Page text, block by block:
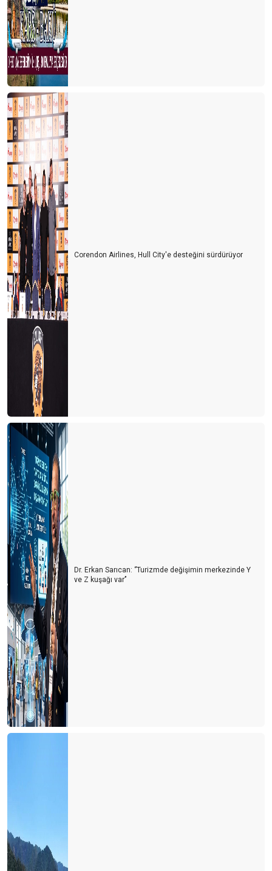
Corendon Airlines, Hull City'e desteğini sürdürüyor
Dr. Erkan Sarıcan: ‘’Turizmde değişimin merkezinde Y
ve Z kuşağı var’’